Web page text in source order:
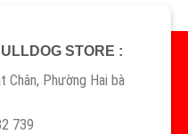
STORE :
Chân, Phường Hai bà
739